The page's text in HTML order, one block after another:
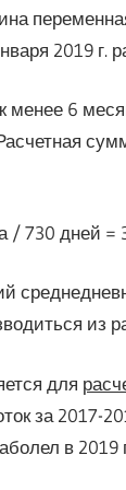
2019
менее 6
/ 730 дней =
из
для
за 2017-
в 2019